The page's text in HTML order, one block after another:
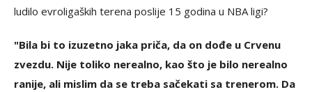
ludilo evroligaških terena poslije 15 godina u NBA ligi?
"Bila bi to izuzetno jaka priča, da on dođe u Crvenu
zvezdu. Nije toliko nerealno, kao što je bilo nerealno
ranije, ali mislim da se treba sačekati sa trenerom. Da